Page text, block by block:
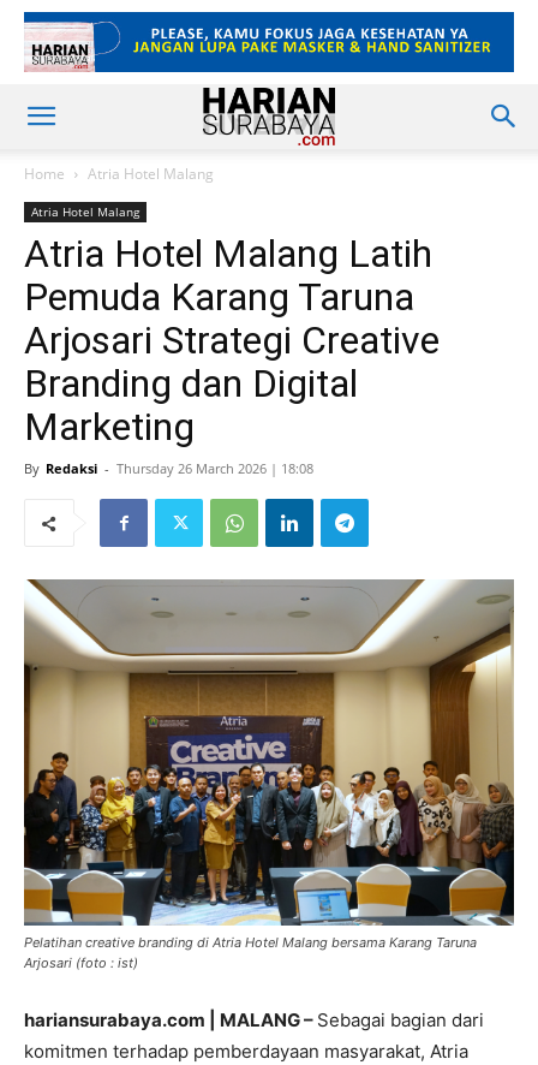
Home Atria Hotel Malang
Atria Hotel Malang
Atria Hotel Malang Latih
Pemuda Karang Taruna
Arjosari Strategi Creative
Branding dan Digital
Marketing
By Redaksi - Thursday 26 March 2026 | 18:08
Pelatihan creative branding di Atria Hotel Malang bersama Karang Taruna
Arjosari (foto : ist)
hariansurabaya.com | MALANG – Sebagai bagian dari
komitmen terhadap pemberdayaan masyarakat, Atria